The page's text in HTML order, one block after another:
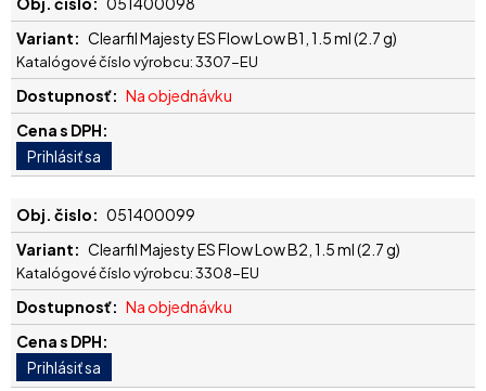
Clearfil Majesty ES Flow Low B1, 1.5 ml (2.7 g)
Katalógové číslo výrobcu: 3307-EU
Na objednávku
051400099
Clearfil Majesty ES Flow Low B2, 1.5 ml (2.7 g)
Katalógové číslo výrobcu: 3308-EU
Na objednávku